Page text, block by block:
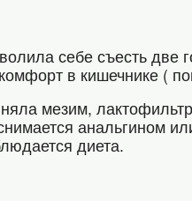
себе съесть две
в кишечнике (
мезим,
анальгином
диета.